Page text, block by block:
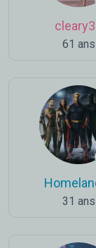
61 ans
31 ans